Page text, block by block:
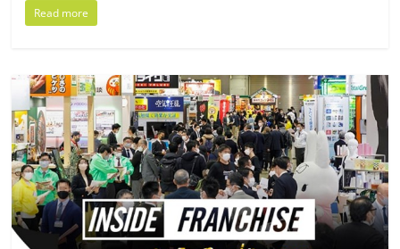
ฟรี,
บริการ
พัฒนา
ระบบ
แฟ
Read more